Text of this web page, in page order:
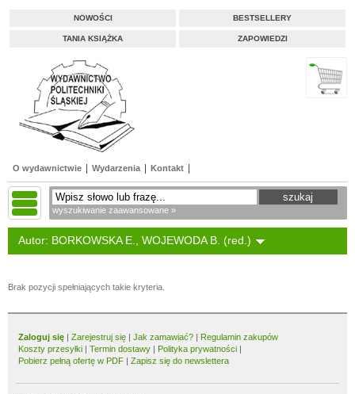
NOWOŚCI BESTSELLERY
TANIA KSIĄŻKA ZAPOWIEDZI
O wydawnictwie Wydarzenia Kontakt
wyszukiwanie zaawansowane »
Autor: BORKOWSKA E., WOJEWODA B. (red.)
Brak pozycji spełniających takie kryteria.
Zaloguj się | Zarejestruj się | Jak zamawiać? | Regulamin zakupów
Koszty przesyłki | Termin dostawy | Polityka prywatności |
Pobierz pełną ofertę w PDF | Zapisz się do newslettera